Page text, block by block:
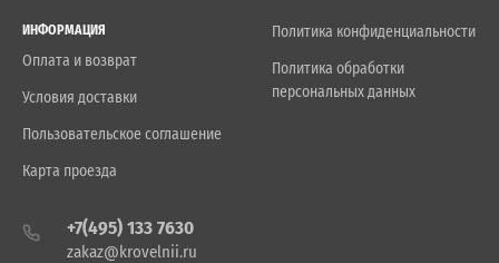
ИНФОРМАЦИЯ
Оплата и возврат
Условия доставки
Пользовательское соглашение
Карта проезда
Политика конфиденциальности
Политика обработки
персональных данных
+7(495) 133 7630
zakaz@krovelnii.ru